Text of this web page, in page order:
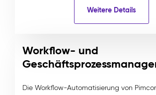
Weitere Details
Workflow- und
Die Workflow-Automatisierung von